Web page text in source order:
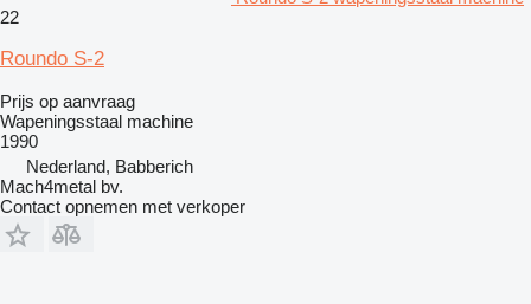
22
Roundo S-2
Prijs op aanvraag
Wapeningsstaal machine
1990
Nederland, Babberich
Mach4metal bv.
Contact opnemen met verkoper